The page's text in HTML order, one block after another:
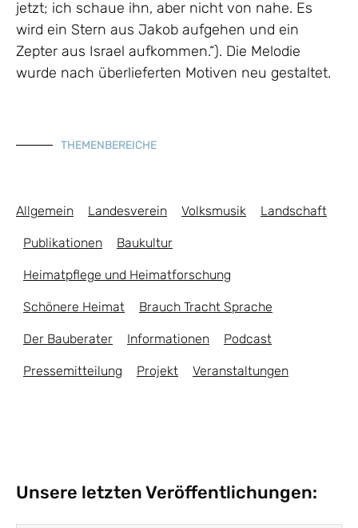
jetzt; ich schaue ihn, aber nicht von nahe. Es
wird ein Stern aus Jakob aufgehen und ein
Zepter aus Israel aufkommen.“). Die Melodie
wurde nach überlieferten Motiven neu gestaltet.
THEMENBEREICHE
Allgemein Landesverein Volksmusik Landschaft
Publikationen Baukultur
Heimatpflege und Heimatforschung
Schönere Heimat Brauch Tracht Sprache
Der Bauberater Informationen Podcast
Pressemitteilung Projekt Veranstaltungen
Unsere letzten Veröffentlichungen: